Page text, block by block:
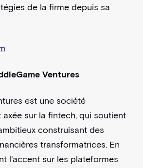
de la firme depuis sa
Ventures
est une société
sur la fintech, qui soutient
construisant des
transformatrices. En
l'accent sur les plateformes